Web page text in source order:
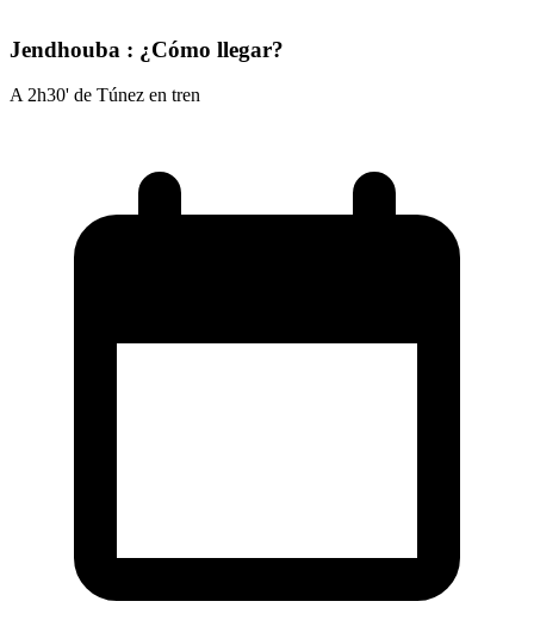
Jendhouba : ¿Cómo llegar?
A 2h30' de Túnez en tren